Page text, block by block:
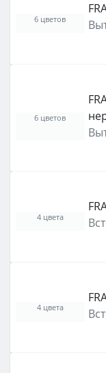
6 цветов
6 цветов
4 цвета
4 цвета